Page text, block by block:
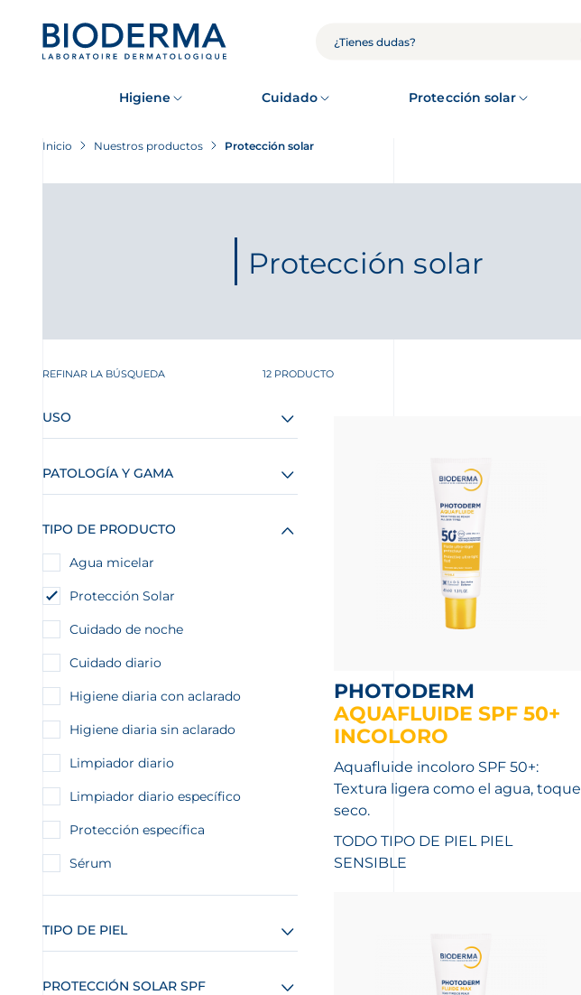
BÚSQUEDA
Higiene Cuidado Protección solar
Inicio Nuestros productos Protección solar
Protección solar
REFINAR LA BÚSQUEDA 12 PRODUCTO
USO
PATOLOGÍA Y GAMA
TIPO DE PRODUCTO
Agua micelar
Protección Solar
Cuidado de noche
Cuidado diario
Higiene diaria con aclarado
Higiene diaria sin aclarado
Limpiador diario
Limpiador diario específico
Protección específica
Sérum
TIPO DE PIEL
PROTECCIÓN SOLAR SPF
PHOTODERM
AQUAFLUIDE SPF 50+
INCOLORO
Aquafluide incoloro SPF 50+:
Textura ligera como el agua, toque
seco.
TODO TIPO DE PIEL PIEL
SENSIBLE